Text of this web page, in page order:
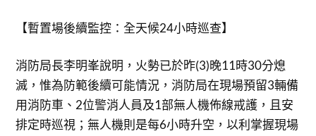
【暫置場後續監控：全天候24小時巡查】
消防局長李明峯說明，火勢已於昨(3)晚11時30分熄
滅，惟為防範後續可能情況，消防局在現場預留3輛備
用消防車、2位警消人員及1部無人機佈線戒護，且安
排定時巡視；無人機則是每6小時升空，以利掌握現場